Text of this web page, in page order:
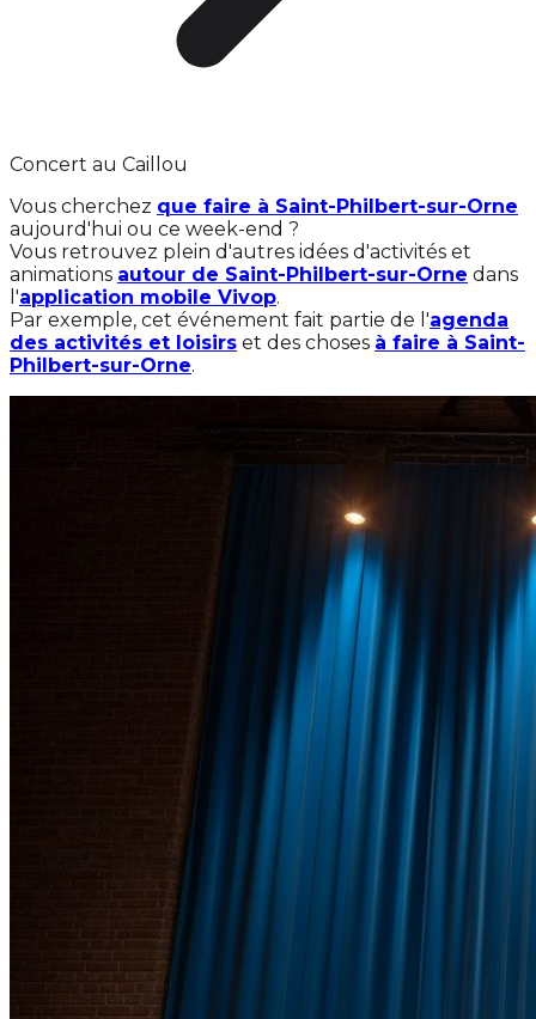
Concert au Caillou
Vous cherchez que faire à Saint-Philbert-sur-Orne
aujourd'hui ou ce week-end ?
Vous retrouvez plein d'autres idées d'activités et
animations autour de Saint-Philbert-sur-Orne dans
l'application mobile Vivop.
Par exemple, cet événement fait partie de l'agenda
des activités et loisirs et des choses à faire à Saint-
Philbert-sur-Orne.